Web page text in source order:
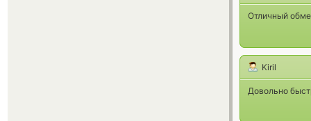
Отличный
Kiril
Довольно